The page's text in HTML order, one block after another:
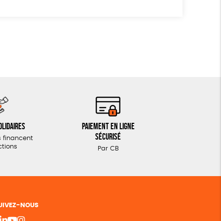
financent
Paiement en ligne
sécurisé
Par CB
NOUS